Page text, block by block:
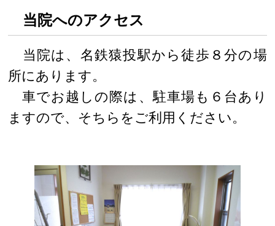
当院へのアクセス
当院は、名鉄猿投駅から徒歩８分の場
所にあります。
車でお越しの際は、駐車場も６台あり
ますので、そちらをご利用ください。